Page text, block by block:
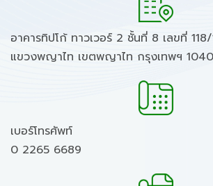
อาคารทิปโก้ ทาวเวอร์ 2 ชั้นที่ 8 เลขที่
แขวงพญาไท เขตพญาไท กรุงเทพฯ
เบอร์โทรศัพท์
0 2265 6689